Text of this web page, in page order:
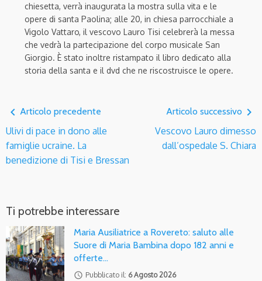
chiesetta, verrà inaugurata la mostra sulla vita e le
opere di santa Paolina; alle 20, in chiesa parrocchiale a
Vigolo Vattaro, il vescovo Lauro Tisi celebrerà la messa
che vedrà la partecipazione del corpo musicale San
Giorgio. È stato inoltre ristampato il libro dedicato alla
storia della santa e il dvd che ne riscostruisce le opere.
navigate_before Articolo precedente
Ulivi di pace in dono alle
famiglie ucraine. La
benedizione di Tisi e Bressan
Articolo successivo navigate_next
Vescovo Lauro dimesso
dall’ospedale S. Chiara
Ti potrebbe interessare
Maria Ausiliatrice a Rovereto: saluto alle
Suore di Maria Bambina dopo 182 anni e
offerte…
access_time Pubblicato il: 6 Agosto 2026